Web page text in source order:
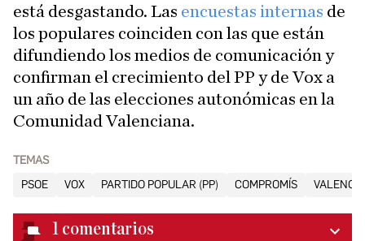
está desgastando. Las encuestas internas de
los populares coinciden con las que están
difundiendo los medios de comunicación y
confirman el crecimiento del PP y de Vox a
un año de las elecciones autonómicas en la
Comunidad Valenciana.
TEMAS
PSOE
VOX PARTIDO POPULAR (PP) COMPROMÍS VALENCIA
1 comentarios